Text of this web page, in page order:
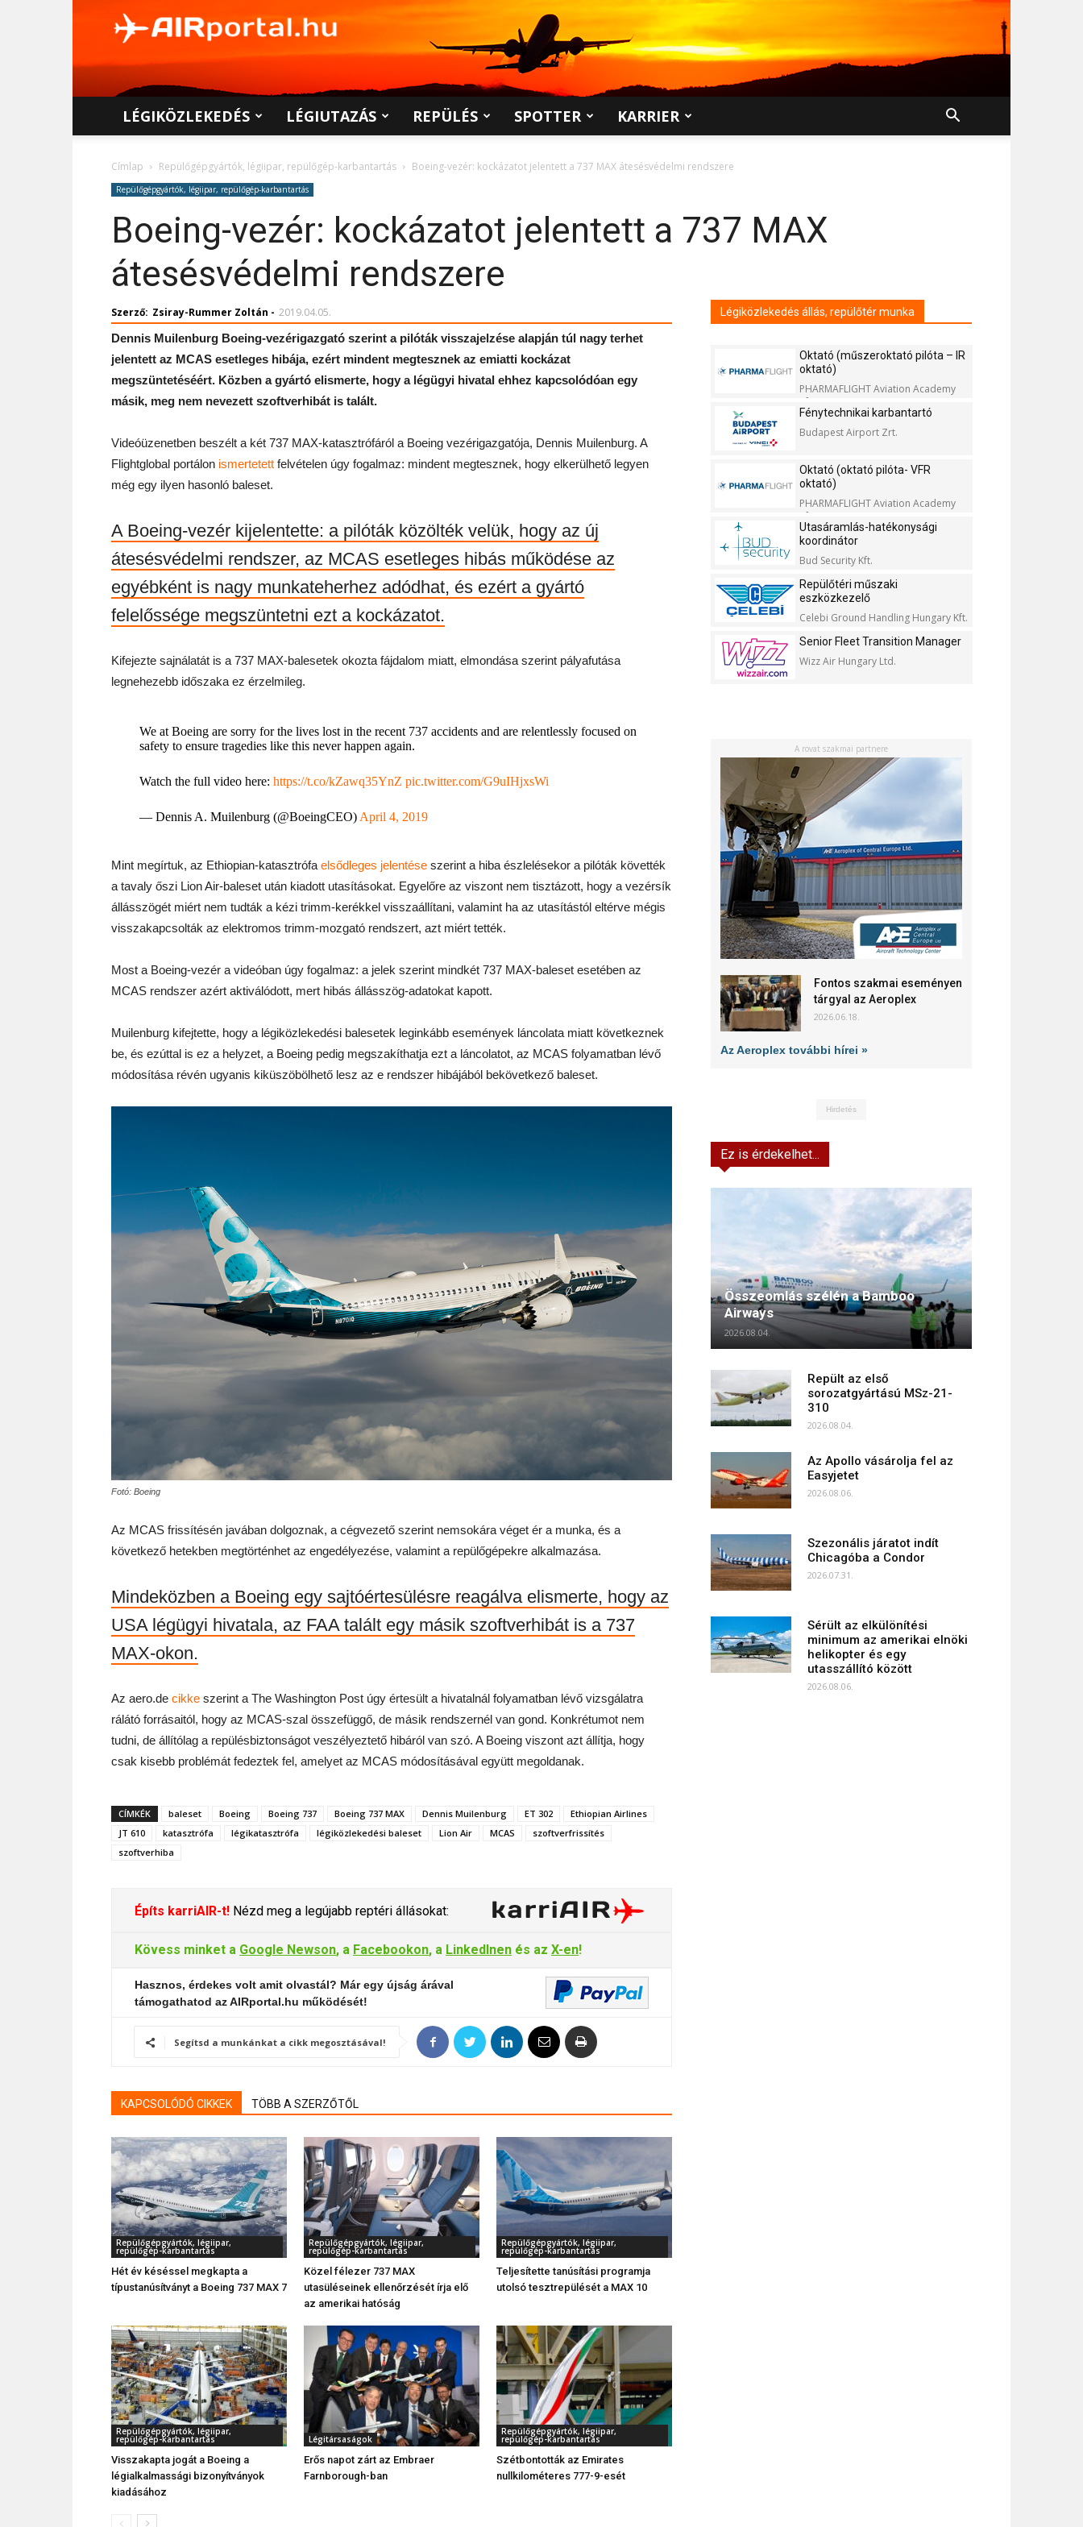
LÉGIKÖZLEKEDÉS LÉGIUTAZÁS REPÜLÉS SPOTTER KARRIER
Címlap Repülőgépgyártók, légiipar, repülőgép-karbantartás Boeing-vezér: kockázatot jelentett a 737 MAX átesésvédelmi rendszere
Repülőgépgyártók, légiipar, repülőgép-karbantartás
Boeing-vezér: kockázatot jelentett a 737 MAX
átesésvédelmi rendszere
Szerző: Zsiray-Rummer Zoltán - 2019.04.05.
Dennis Muilenburg Boeing-vezérigazgató szerint a pilóták visszajelzése alapján túl nagy terhet
jelentett az MCAS esetleges hibája, ezért mindent megtesznek az emiatti kockázat
megszüntetéséért. Közben a gyártó elismerte, hogy a légügyi hivatal ehhez kapcsolódóan egy
másik, meg nem nevezett szoftverhibát is talált.
Videóüzenetben beszélt a két 737 MAX-katasztrófáról a Boeing vezérigazgatója, Dennis Muilenburg. A
Flightglobal portálon ismertetett felvételen úgy fogalmaz: mindent megtesznek, hogy elkerülhető legyen
még egy ilyen hasonló baleset.
A Boeing-vezér kijelentette: a pilóták közölték velük, hogy az új
átesésvédelmi rendszer, az MCAS esetleges hibás működése az
egyébként is nagy munkateherhez adódhat, és ezért a gyártó
felelőssége megszüntetni ezt a kockázatot.
Kifejezte sajnálatát is a 737 MAX-balesetek okozta fájdalom miatt, elmondása szerint pályafutása
legnehezebb időszaka ez érzelmileg.
We at Boeing are sorry for the lives lost in the recent 737 accidents and are relentlessly focused on
safety to ensure tragedies like this never happen again.
Watch the full video here: https://t.co/kZawq35YnZ pic.twitter.com/G9uIHjxsWi
— Dennis A. Muilenburg (@BoeingCEO) April 4, 2019
Mint megírtuk, az Ethiopian-katasztrófa elsődleges jelentése szerint a hiba észlelésekor a pilóták követték
a tavaly őszi Lion Air-baleset után kiadott utasításokat. Egyelőre az viszont nem tisztázott, hogy a vezérsík
állásszögét miért nem tudták a kézi trimm-kerékkel visszaállítani, valamint ha az utasítástól eltérve mégis
visszakapcsolták az elektromos trimm-mozgató rendszert, azt miért tették.
Most a Boeing-vezér a videóban úgy fogalmaz: a jelek szerint mindkét 737 MAX-baleset esetében az
MCAS rendszer azért aktiválódott, mert hibás állásszög-adatokat kapott.
Muilenburg kifejtette, hogy a légiközlekedési balesetek leginkább események láncolata miatt következnek
be, és ezúttal is ez a helyzet, a Boeing pedig megszakíthatja ezt a láncolatot, az MCAS folyamatban lévő
módosítása révén ugyanis kiküszöbölhető lesz az e rendszer hibájából bekövetkező baleset.
Fotó: Boeing
Az MCAS frissítésén javában dolgoznak, a cégvezető szerint nemsokára véget ér a munka, és a
következő hetekben megtörténhet az engedélyezése, valamint a repülőgépekre alkalmazása.
Mindeközben a Boeing egy sajtóértesülésre reagálva elismerte, hogy az
USA légügyi hivatala, az FAA talált egy másik szoftverhibát is a 737
MAX-okon.
Az aero.de cikke szerint a The Washington Post úgy értesült a hivatalnál folyamatban lévő vizsgálatra
rálátó forrásaitól, hogy az MCAS-szal összefüggő, de másik rendszernél van gond. Konkrétumot nem
tudni, de állítólag a repülésbiztonságot veszélyeztető hibáról van szó. A Boeing viszont azt állítja, hogy
csak kisebb problémát fedeztek fel, amelyet az MCAS módosításával együtt megoldanak.
CÍMKÉK baleset Boeing Boeing 737 Boeing 737 MAX Dennis Muilenburg ET 302
Ethiopian Airlines
JT 610
katasztrófa légikatasztrófa légiközlekedési baleset Lion Air MCAS
szoftverfrissítés
szoftverhiba
Építs karriAIR-t! Nézd meg a legújabb reptéri állásokat:
Kövess minket a Google Newson, a Facebookon, a LinkedInen és az X-en!
Hasznos, érdekes volt amit olvastál? Már egy újság árával
támogathatod az AIRportal.hu működését!
Segítsd a munkánkat a cikk megosztásával!
KAPCSOLÓDÓ CIKKEK TÖBB A SZERZŐTŐL
Repülőgépgyártók, légiipar,
repülőgép-karbantartás
Hét év késéssel megkapta a
típustanúsítványt a Boeing 737 MAX 7
Repülőgépgyártók, légiipar,
repülőgép-karbantartás
Közel félezer 737 MAX
utasüléseinek ellenőrzését írja elő
az amerikai hatóság
Repülőgépgyártók, légiipar,
repülőgép-karbantartás
Teljesítette tanúsítási programja
utolsó tesztrepülését a MAX 10
Repülőgépgyártók, légiipar,
repülőgép-karbantartás
Visszakapta jogát a Boeing a
légialkalmassági bizonyítványok
kiadásához
Légitársaságok
Erős napot zárt az Embraer
Farnborough-ban
Repülőgépgyártók, légiipar,
repülőgép-karbantartás
Szétbontották az Emirates
nullkilométeres 777-9-esét
Légiközlekedés állás, repülőtér munka
Oktató (műszeroktató pilóta – IR
oktató)
PHARMAFLIGHT Aviation Academy
Kft.
Fénytechnikai karbantartó
Budapest Airport Zrt.
Oktató (oktató pilóta- VFR
oktató)
PHARMAFLIGHT Aviation Academy
Kft.
Utasáramlás-hatékonysági
koordinátor
Bud Security Kft.
Repülőtéri műszaki
eszközkezelő
Celebi Ground Handling Hungary Kft.
Senior Fleet Transition Manager
Wizz Air Hungary Ltd.
A rovat szakmai partnere
Fontos szakmai eseményen
tárgyal az Aeroplex
2026.06.18.
Az Aeroplex további hírei »
Hirdetés
Ez is érdekelhet...
Összeomlás szélén a Bamboo
Airways
2026.08.04.
Repült az első
sorozatgyártású MSz-21-
310
2026.08.04.
Az Apollo vásárolja fel az
Easyjetet
2026.08.06.
Szezonális járatot indít
Chicagóba a Condor
2026.07.31.
Sérült az elkülönítési
minimum az amerikai elnöki
helikopter és egy
utasszállító között
2026.08.06.